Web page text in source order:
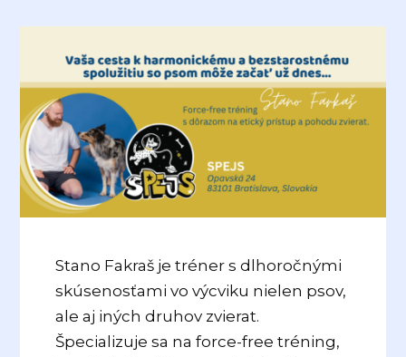
Stano Fakraš je tréner s dlhoročnými
skúsenosťami vo výcviku nielen psov,
ale aj iných druhov zvierat.
Špecializuje sa na force-free tréning,